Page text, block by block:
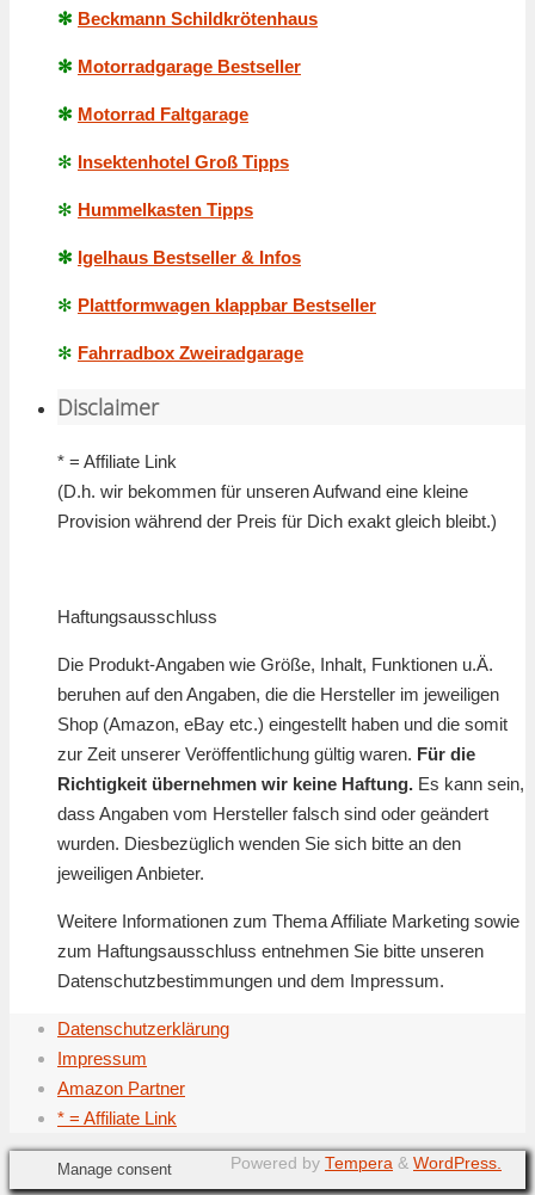
✻ Beckmann Schildkrötenhaus
✻ Motorradgarage Bestseller
✻ Motorrad Faltgarage
✻ Insektenhotel Groß Tipps
✻ Hummelkasten Tipps
✻ Igelhaus Bestseller & Infos
✻ Plattformwagen klappbar Bestseller
✻ Fahrradbox Zweiradgarage
Disclaimer
* = Affiliate Link
(D.h. wir bekommen für unseren Aufwand eine kleine
Provision während der Preis für Dich exakt gleich bleibt.)
Haftungsausschluss
Die Produkt-Angaben wie Größe, Inhalt, Funktionen u.Ä.
beruhen auf den Angaben, die die Hersteller im jeweiligen
Shop (Amazon, eBay etc.) eingestellt haben und die somit
zur Zeit unserer Veröffentlichung gültig waren. Für die
Richtigkeit übernehmen wir keine Haftung. Es kann sein,
dass Angaben vom Hersteller falsch sind oder geändert
wurden. Diesbezüglich wenden Sie sich bitte an den
jeweiligen Anbieter.
Weitere Informationen zum Thema Affiliate Marketing sowie
zum Haftungsausschluss entnehmen Sie bitte unseren
Datenschutzbestimmungen und dem Impressum.
Datenschutzerklärung
Impressum
Amazon Partner
* = Affiliate Link
Powered by Tempera & WordPress.
Manage consent